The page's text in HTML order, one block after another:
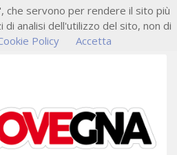
che servono per rendere il sito più
analisi dell'utilizzo del sito, non di
Policy Accetta